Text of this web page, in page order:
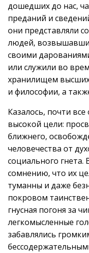
дошедших до нас,
преданий и
они представляли
людей,
своими
или служили во
хранилищем
и философии, а
Казалось, почти
высокой цели:
ближнего,
человечества от
социального
сомнению, что их
туманны и даже
покровом
гнусная погоня за
легкомысленные
забавлялись